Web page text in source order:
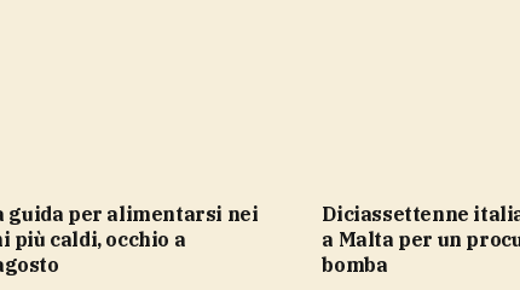
più caldi, occhio a
Diciassettenne italiano in carcere
a Malta per un
bomba